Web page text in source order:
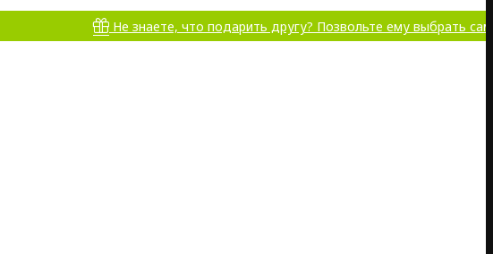
Не знаете, что подарить другу? Позвольте ему выбрать самому!